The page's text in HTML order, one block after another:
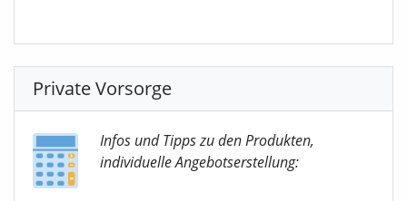
Private Vorsorge
Infos und Tipps zu den Produkten,
individuelle Angebotserstellung: